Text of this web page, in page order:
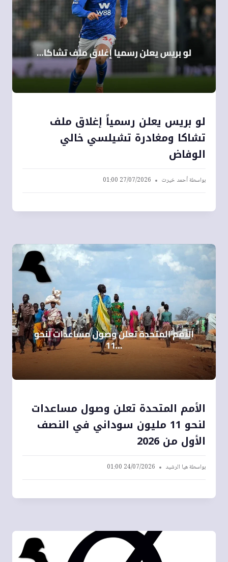
لو بريس يعلن رسمياً إغلاق ملف
تشاكا ومغادرة تشيلسي خالي
الوفاض
بواسطةأحمد خيرت 27/07/2026 01:00
الأمم المتحدة تعلن وصول مساعدات
لنحو 11 مليون سوداني في النصف
الأول من 2026
بواسطةهيا الرشيد 24/07/2026 01:00